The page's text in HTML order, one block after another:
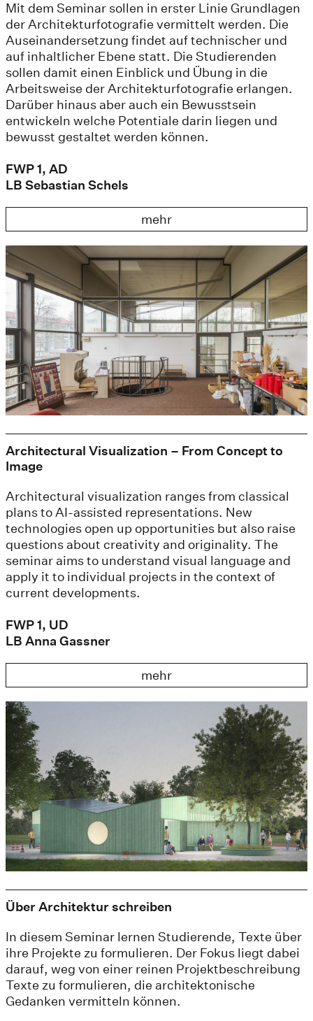
Mit dem Seminar sollen in erster Linie Grundlagen
der Architekturfotografie vermittelt werden. Die
Auseinandersetzung findet auf technischer und
auf inhaltlicher Ebene statt. Die Studierenden
sollen damit einen Einblick und Übung in die
Arbeitsweise der Architekturfotografie erlangen.
Darüber hinaus aber auch ein Bewusstsein
entwickeln welche Potentiale darin liegen und
bewusst gestaltet werden können.
FWP 1, AD
LB Sebastian Schels
mehr
Architectural Visualization – From Concept to
Image
Architectural visualization ranges from classical
plans to AI-assisted representations. New
technologies open up opportunities but also raise
questions about creativity and originality. The
seminar aims to understand visual language and
apply it to individual projects in the context of
current developments.
FWP 1, UD
LB Anna Gassner
mehr
Über Architektur schreiben
In diesem Seminar lernen Studierende, Texte über
ihre Projekte zu formulieren. Der Fokus liegt dabei
darauf, weg von einer reinen Projektbeschreibung
Texte zu formulieren, die architektonische
Gedanken vermitteln können.